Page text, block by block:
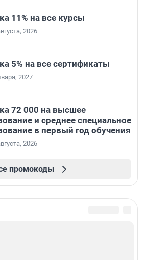
11% на все курсы
2026
5% на все сертификаты
2027
72 000 на высшее
и среднее специальное
в первый год обучения
2026
промокоды